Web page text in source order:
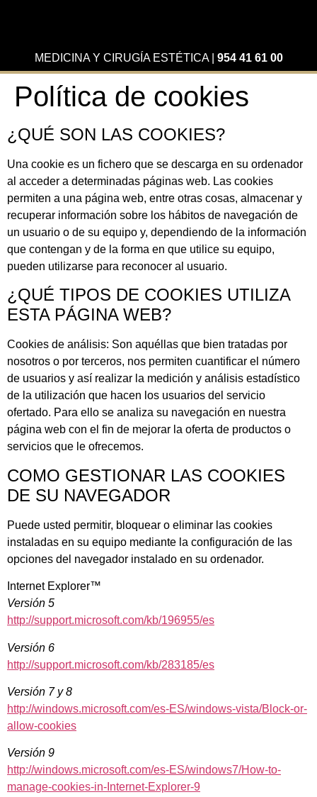
MEDICINA Y CIRUGÍA ESTÉTICA| 954 41 61 00
Política de cookies
¿QUÉ SON LAS COOKIES?
Una cookie es un fichero que se descarga en su ordenador
al acceder a determinadas páginas web. Las cookies
permiten a una página web, entre otras cosas, almacenar y
recuperar información sobre los hábitos de navegación de
un usuario o de su equipo y, dependiendo de la información
que contengan y de la forma en que utilice su equipo,
pueden utilizarse para reconocer al usuario.
¿QUÉ TIPOS DE COOKIES UTILIZA
ESTA PÁGINA WEB?
Cookies de análisis: Son aquéllas que bien tratadas por
nosotros o por terceros, nos permiten cuantificar el número
de usuarios y así realizar la medición y análisis estadístico
de la utilización que hacen los usuarios del servicio
ofertado. Para ello se analiza su navegación en nuestra
página web con el fin de mejorar la oferta de productos o
servicios que le ofrecemos.
COMO GESTIONAR LAS COOKIES
DE SU NAVEGADOR
Puede usted permitir, bloquear o eliminar las cookies
instaladas en su equipo mediante la configuración de las
opciones del navegador instalado en su ordenador.
Internet Explorer™
Versión 5
http://support.microsoft.com/kb/196955/es
Versión 6
http://support.microsoft.com/kb/283185/es
Versión 7 y 8
http://windows.microsoft.com/es-ES/windows-vista/Block-or-
allow-cookies
Versión 9
http://windows.microsoft.com/es-ES/windows7/How-to-
manage-cookies-in-Internet-Explorer-9